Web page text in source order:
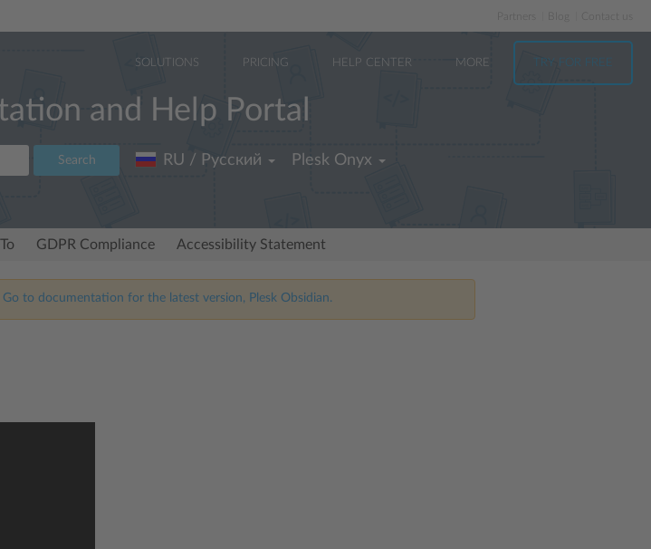
Partners
SOLUTIONS PRICING HELP CENTER MORE TRY FOR FREE
and Help Portal
Search RU / Русский Plesk Onyx
GDPR Compliance Accessibility Statement
Go to documentation for the latest version, Plesk Obsidian.